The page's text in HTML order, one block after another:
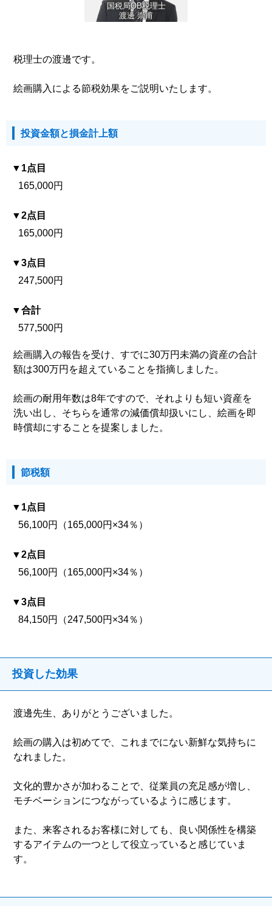
国税局OB税理士
渡邊 崇甫
税理士の渡邊です。
絵画購入による節税効果をご説明いたします。
投資金額と損金計上額
1点目
165,000円
2点目
165,000円
3点目
247,500円
合計
577,500円
絵画購入の報告を受け、すでに30万円未満の資産の合計
額は300万円を超えていることを指摘しました。
絵画の耐用年数は8年ですので、それよりも短い資産を
洗い出し、そちらを通常の減価償却扱いにし、絵画を即
時償却にすることを提案しました。
節税額
1点目
56,100円（165,000円×34％）
2点目
56,100円（165,000円×34％）
3点目
84,150円（247,500円×34％）
投資した効果
渡邊先生、ありがとうございました。
絵画の購入は初めてで、これまでにない新鮮な気持ちに
なれました。
文化的豊かさが加わることで、従業員の充足感が増し、
モチベーションにつながっているように感じます。
また、来客されるお客様に対しても、良い関係性を構築
するアイテムの一つとして役立っていると感じていま
す。